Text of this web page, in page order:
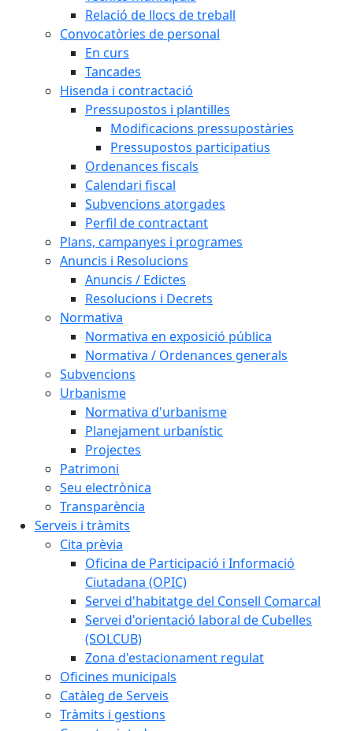
Relació de llocs de treball
Convocatòries de personal
En curs
Tancades
Hisenda i contractació
Pressupostos i plantilles
Modificacions pressupostàries
Pressupostos participatius
Ordenances fiscals
Calendari fiscal
Subvencions atorgades
Perfil de contractant
Plans, campanyes i programes
Anuncis i Resolucions
Anuncis / Edictes
Resolucions i Decrets
Normativa
Normativa en exposició pública
Normativa / Ordenances generals
Subvencions
Urbanisme
Normativa d'urbanisme
Planejament urbanístic
Projectes
Patrimoni
Seu electrònica
Transparència
Serveis i tràmits
Cita prèvia
Oficina de Participació i Informació
Ciutadana (OPIC)
Servei d'habitatge del Consell Comarcal
Servei d'orientació laboral de Cubelles
(SOLCUB)
Zona d'estacionament regulat
Oficines municipals
Catàleg de Serveis
Tràmits i gestions